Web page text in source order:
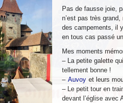
Pas de fausse joie,
n’est pas très
des campements, il
en tous cas passé
Mes moments
– La petite galette
tellement bonne !
– Auvoy et leurs
– Le petit tour en
devant l’église avec